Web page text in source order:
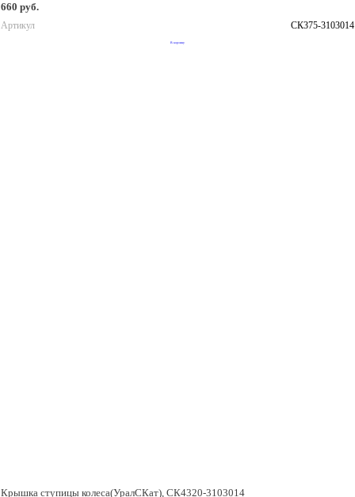
660 руб.
Артикул СК375-3103014
В корзину
Крышка ступицы колеса(УралСКат), СК4320-3103014